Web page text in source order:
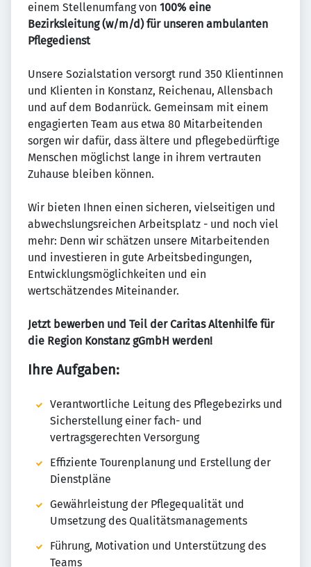
einem Stellenumfang von 100% eine
Bezirksleitung (w/m/d) für unseren ambulanten
Pflegedienst
Unsere Sozialstation versorgt rund 350 Klientinnen
und Klienten in Konstanz, Reichenau, Allensbach
und auf dem Bodanrück. Gemeinsam mit einem
engagierten Team aus etwa 80 Mitarbeitenden
sorgen wir dafür, dass ältere und pflegebedürftige
Menschen möglichst lange in ihrem vertrauten
Zuhause bleiben können.
Wir bieten Ihnen einen sicheren, vielseitigen und
abwechslungsreichen Arbeitsplatz - und noch viel
mehr: Denn wir schätzen unsere Mitarbeitenden
und investieren in gute Arbeitsbedingungen,
Entwicklungsmöglichkeiten und ein
wertschätzendes Miteinander.
Jetzt bewerben und Teil der Caritas Altenhilfe für
die Region Konstanz gGmbH werden!
Ihre Aufgaben:
Verantwortliche Leitung des Pflegebezirks und
Sicherstellung einer fach- und
vertragsgerechten Versorgung
Effiziente Tourenplanung und Erstellung der
Dienstpläne
Gewährleistung der Pflegequalität und
Umsetzung des Qualitätsmanagements
Führung, Motivation und Unterstützung des
Teams